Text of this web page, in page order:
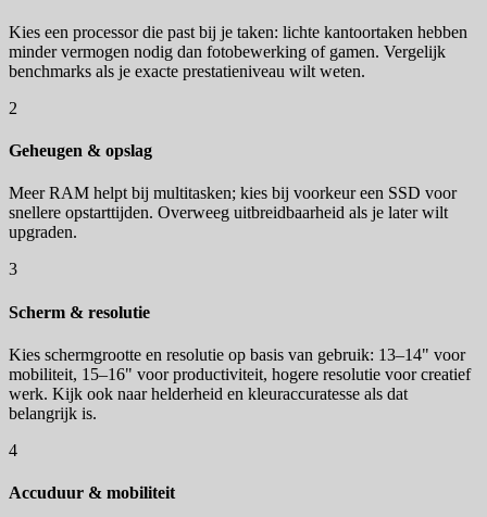
Kies een processor die past bij je taken: lichte kantoortaken hebben
minder vermogen nodig dan fotobewerking of gamen. Vergelijk
benchmarks als je exacte prestatieniveau wilt weten.
2
Geheugen & opslag
Meer RAM helpt bij multitasken; kies bij voorkeur een SSD voor
snellere opstarttijden. Overweeg uitbreidbaarheid als je later wilt
upgraden.
3
Scherm & resolutie
Kies schermgrootte en resolutie op basis van gebruik: 13–14" voor
mobiliteit, 15–16" voor productiviteit, hogere resolutie voor creatief
werk. Kijk ook naar helderheid en kleuraccuratesse als dat
belangrijk is.
4
Accuduur & mobiliteit